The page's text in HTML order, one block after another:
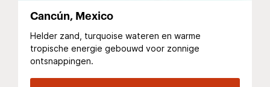
Cancún, Mexico
Helder zand, turquoise wateren en warme
tropische energie gebouwd voor zonnige
ontsnappingen.